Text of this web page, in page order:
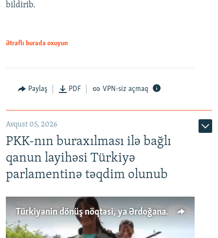
bildirib.
Ətraflı burada oxuyun
Paylaş PDF VPN-siz açmaq
Avqust 05, 2026
PKK-nın buraxılması ilə bağlı
qanun layihəsi Türkiyə
parlamentinə təqdim olunub
Türkiyənin dönüş nöqtəsi, ya Ərdoğana üçüncü şans: PKK ilə qəfil barışıq nə deməkdir?